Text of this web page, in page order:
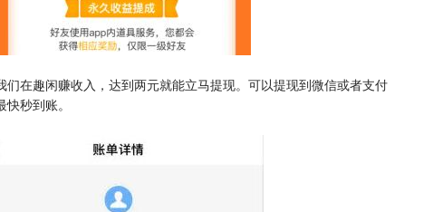
们在趣闲赚收入，达到两元就能立马提现。可以提现到微信或者支付
秒到账。